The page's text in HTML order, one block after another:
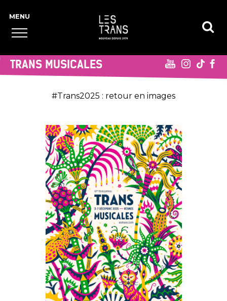
TRANS MUSICALES
#Trans2025 : retour en images